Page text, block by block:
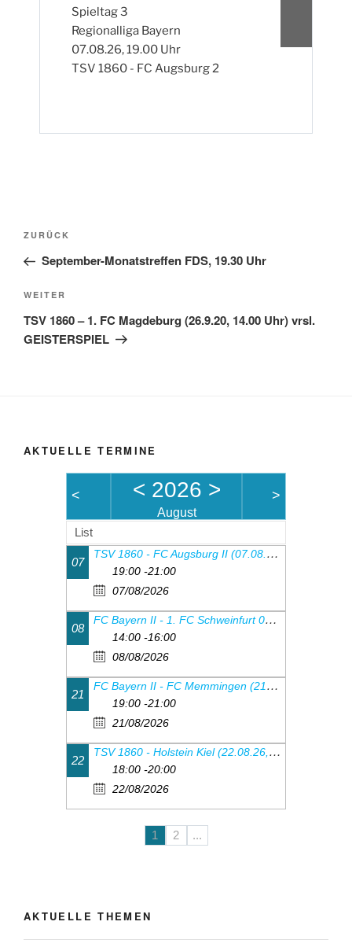
Spieltag 3
Regionalliga Bayern
07.08.26, 19.00 Uhr
TSV 1860 - FC Augsburg 2
Beitragsnavigation
Vorheriger
Beitrag
ZURÜCK
September-Monatstreffen FDS, 19.30 Uhr
Nächster
Beitrag
WEITER
TSV 1860 – 1. FC Magdeburg (26.9.20, 14.00 Uhr) vrsl.
GEISTERSPIEL
AKTUELLE TERMINE
< < 2026 >
August
>
List
07
TSV 1860 - FC Augsburg II (07.08.26, 19:00Uhr)
19:00 -21:00
07/08/2026
08
FC Bayern II - 1. FC Schweinfurt 05 (08.08.26, 14.00 Uhr)
14:00 -16:00
08/08/2026
21
FC Bayern II - FC Memmingen (21.08.26, 19.00 Uhr)
19:00 -21:00
21/08/2026
22
TSV 1860 - Holstein Kiel (22.08.26, 18:00Uhr)
18:00 -20:00
22/08/2026
1 2 ...
AKTUELLE THEMEN